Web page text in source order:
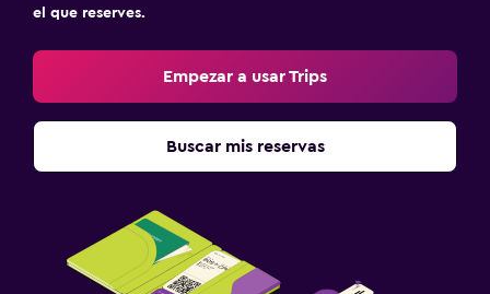
Fax/fotocopiadora
Escritorio
Ideal para familias
Cuna/cama nido disponibles
el que reserves.
Empezar a usar Trips
Buscar mis reservas